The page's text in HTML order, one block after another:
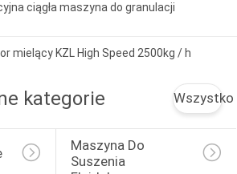
ciągła maszyna do granulacji
mielący KZL High Speed ​​2500kg / h
kategorie Wszystko
Maszyna Do
Suszenia